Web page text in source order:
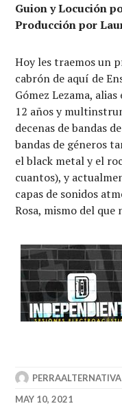
Guion y Locución
Producción por
Hoy les traemos un
cabrón de aquí de
Gómez Lezama,
12 años y
decenas de bandas
bandas de géneros
el black metal y el
cuantos), y
capas de sonidos
Rosa, mismo del
PERRAALTERNATIVA
MAY 10, 2021